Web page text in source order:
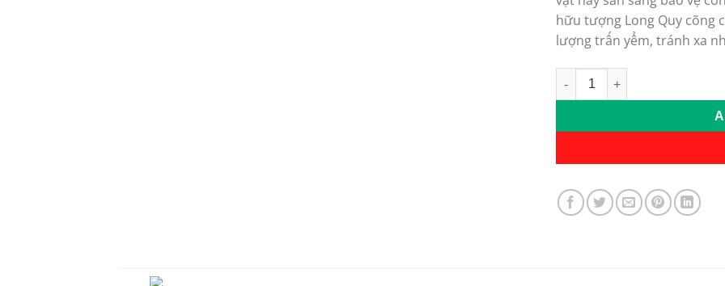
hữu tượng Long Quy cõng
lượng trấn yểm, tránh xa
Tượng Long Quy màu hổ
Alternative: